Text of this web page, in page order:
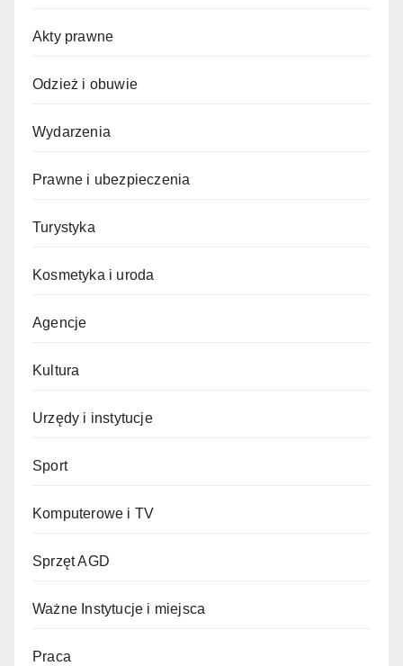
Akty prawne
Odzież i obuwie
Wydarzenia
Prawne i ubezpieczenia
Turystyka
Kosmetyka i uroda
Agencje
Kultura
Urzędy i instytucje
Sport
Komputerowe i TV
Sprzęt AGD
Ważne Instytucje i miejsca
Praca